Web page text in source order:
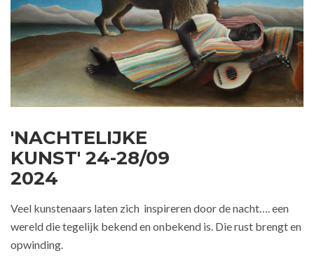
'NACHTELIJKE
KUNST' 24-28/09
2024
Veel kunstenaars laten zich inspireren door de nacht…. een
wereld die tegelijk bekend en onbekend is. Die rust brengt en
opwinding.